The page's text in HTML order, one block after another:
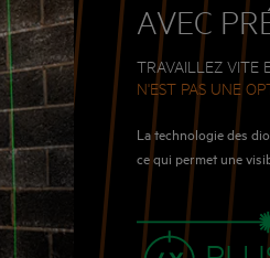
AVEC
TRAVAILLEZ VITE
N'EST PAS UNE
La technologie des
ce qui permet une